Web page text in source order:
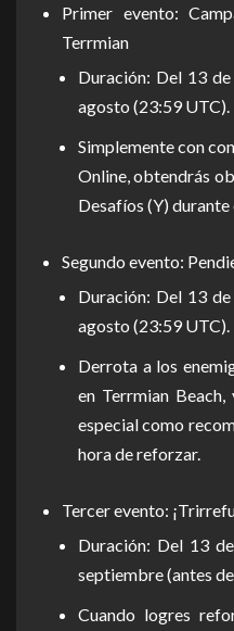
Primer evento:
Terrmian
Duración: Del 13
agosto (23:59 UTC).
Simplemente con
Online, obtendrás
Desafíos (Y) durante
Segundo evento:
Duración: Del 13
agosto (23:59 UTC).
Derrota a los
en Terrmian
especial como
hora de reforzar.
Tercer evento:
Duración: Del 13
septiembre (antes
Cuando logres